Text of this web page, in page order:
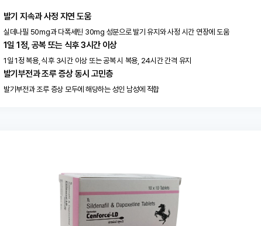
발기 지속과 사정 지연 도움
실데나필 50mg과 다폭세틴 30mg 성분으로 발기 유지와 사정 시간 연장에 도움
1일 1정, 공복 또는 식후 3시간 이상
1일 1정 복용, 식후 3시간 이상 또는 공복 시 복용, 24시간 간격 유지
발기부전과 조루 증상 동시 고민층
발기부전과 조루 증상 모두에 해당하는 성인 남성에 적합